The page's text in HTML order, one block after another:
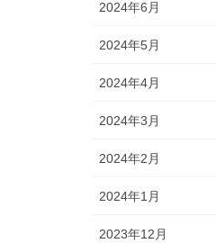
2024年6月
2024年5月
2024年4月
2024年3月
2024年2月
2024年1月
2023年12月